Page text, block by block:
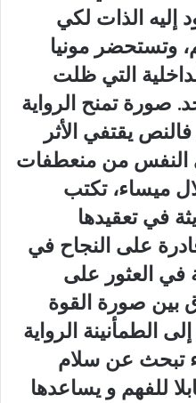
إليه الذات لكي
وتستحضر مونيا
التي ظلت
صورة تمنح الرواية
يقتفي الأثر
النفس من منعطفات
ميساء، تكتب
في تعقيدها
على النجاح في
في العثور على
بين صورة القوة
الطمأنينة الرواية
تبحث عن سلام
للفهم و يساعدها